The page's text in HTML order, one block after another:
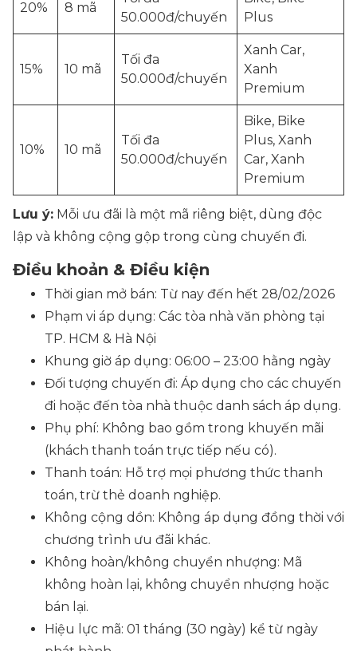
20% 8 mã
50.000đ/chuyến
Plus
15% 10 mã
Tối đa
50.000đ/chuyến
Xanh Car,
Xanh
Premium
10% 10 mã
Tối đa
50.000đ/chuyến
Bike, Bike
Plus, Xanh
Car, Xanh
Premium
Lưu ý: Mỗi ưu đãi là một mã riêng biệt, dùng độc
lập và không cộng gộp trong cùng chuyến đi.
Điều khoản & Điều kiện
Thời gian mở bán: Từ nay đến hết 28/02/2026
Phạm vi áp dụng: Các tòa nhà văn phòng tại
TP. HCM & Hà Nội
Khung giờ áp dụng: 06:00 – 23:00 hằng ngày
Đối tượng chuyến đi: Áp dụng cho các chuyến
đi hoặc đến tòa nhà thuộc danh sách áp dụng.
Phụ phí: Không bao gồm trong khuyến mãi
(khách thanh toán trực tiếp nếu có).
Thanh toán: Hỗ trợ mọi phương thức thanh
toán, trừ thẻ doanh nghiệp.
Không cộng dồn: Không áp dụng đồng thời với
chương trình ưu đãi khác.
Không hoàn/không chuyển nhượng: Mã
không hoàn lại, không chuyển nhượng hoặc
bán lại.
Hiệu lực mã: 01 tháng (30 ngày) kể từ ngày